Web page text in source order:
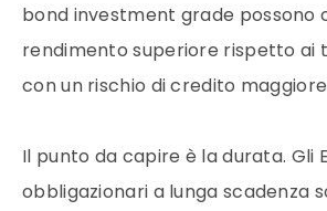
bond investment grade possono
rendimento superiore rispetto ai
con un rischio di credito
Il punto da capire è la durata. Gli
obbligazionari a lunga scadenza